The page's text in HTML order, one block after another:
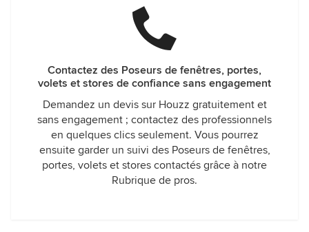
Contactez des Poseurs de fenêtres, portes,
volets et stores de confiance sans engagement
Demandez un devis sur Houzz gratuitement et
sans engagement ; contactez des professionnels
en quelques clics seulement. Vous pourrez
ensuite garder un suivi des Poseurs de fenêtres,
portes, volets et stores contactés grâce à notre
Rubrique de pros.